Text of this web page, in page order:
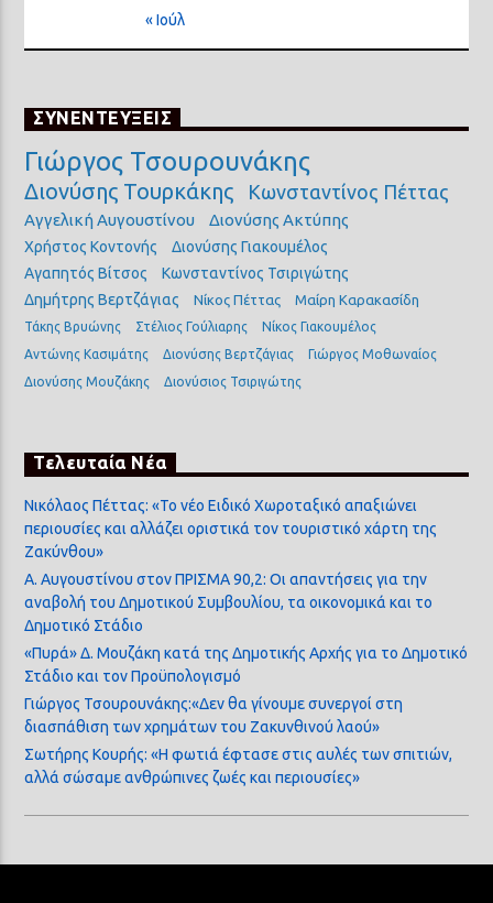
« Ιούλ
ΣΥΝΕΝΤΕΥΞΕΙΣ
Γιώργος Τσουρουνάκης
Διονύσης Τουρκάκης Κωνσταντίνος Πέττας
Αγγελική Αυγουστίνου Διονύσης Ακτύπης
Χρήστος Κοντονής
Διονύσης Γιακουμέλος
Αγαπητός Βίτσος
Κωνσταντίνος Τσιριγώτης
Δημήτρης Βερτζάγιας
Νίκος Πέττας Μαίρη Καρακασίδη
Τάκης Βρυώνης Στέλιος Γούλιαρης
Νίκος Γιακουμέλος
Αντώνης Κασιμάτης
Διονύσης Βερτζάγιας
Γιώργος Μοθωναίος
Διονύσης Μουζάκης
Διονύσιος Τσιριγώτης
Τελευταία Νέα
Νικόλαος Πέττας: «Το νέο Ειδικό Χωροταξικό απαξιώνει
περιουσίες και αλλάζει οριστικά τον τουριστικό χάρτη της
Ζακύνθου»
Α. Αυγουστίνου στον ΠΡΙΣΜΑ 90,2: Οι απαντήσεις για την
αναβολή του Δημοτικού Συμβουλίου, τα οικονομικά και το
Δημοτικό Στάδιο
«Πυρά» Δ. Μουζάκη κατά της Δημοτικής Αρχής για το Δημοτικό
Στάδιο και τον Προϋπολογισμό
Γιώργος Τσουρουνάκης:«Δεν θα γίνουμε συνεργοί στη
διασπάθιση των χρημάτων του Ζακυνθινού λαού»
Σωτήρης Κουρής: «Η φωτιά έφτασε στις αυλές των σπιτιών,
αλλά σώσαμε ανθρώπινες ζωές και περιουσίες»